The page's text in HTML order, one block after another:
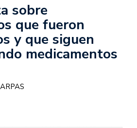
sobre
que fueron
y que siguen
medicamentos
ARPAS